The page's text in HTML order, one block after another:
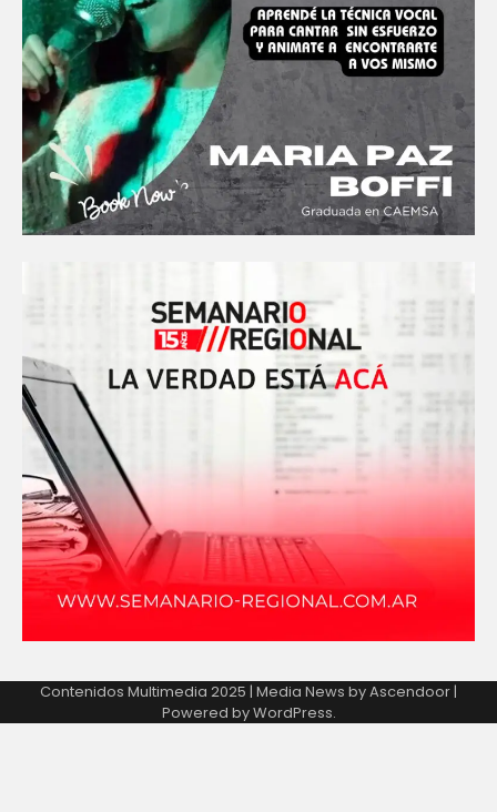
Contenidos Multimedia 2025 | Media News byAscendoor |
Powered byWordPress.